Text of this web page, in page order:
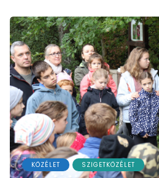
KÖZÉLET SZIGETKÖZÉLET